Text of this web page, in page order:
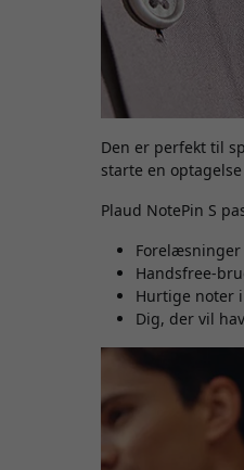
Den er perfekt til
starte en
Plaud NotePin S
Handsfree-
Hurtige noter
Dig, der vil